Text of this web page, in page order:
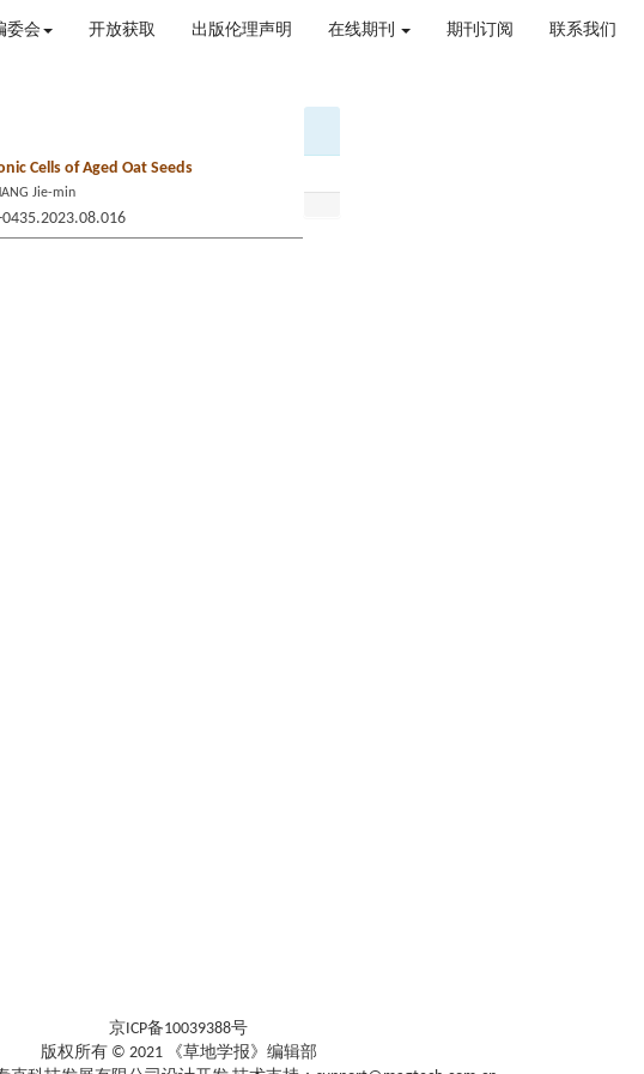
委会 开放获取 出版伦理声明 在线期刊 期刊订阅 联系我们
Cells of Aged Oat Seeds
Jie-min
京ICP备10039388号
版权所有 © 2021 《草地学报》编辑部